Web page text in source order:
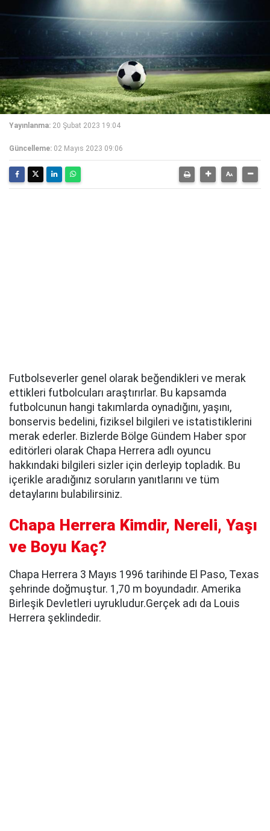
Yayınlanma: 20 Şubat 2023 19:04
Güncelleme: 02 Mayıs 2023 09:06
Futbolseverler genel olarak beğendikleri ve merak
ettikleri futbolcuları araştırırlar. Bu kapsamda
futbolcunun hangi takımlarda oynadığını, yaşını,
bonservis bedelini, fiziksel bilgileri ve istatistiklerini
merak ederler. Bizlerde Bölge Gündem Haber spor
editörleri olarak Chapa Herrera adlı oyuncu
hakkındaki bilgileri sizler için derleyip topladık. Bu
içerikle aradığınız soruların yanıtlarını ve tüm
detaylarını bulabilirsiniz.
Chapa Herrera Kimdir, Nereli, Yaşı
ve Boyu Kaç?
Chapa Herrera 3 Mayıs 1996 tarihinde El Paso, Texas
şehrinde doğmuştur. 1,70 m boyundadır. Amerika
Birleşik Devletleri uyrukludur.Gerçek adı da Louis
Herrera şeklindedir.